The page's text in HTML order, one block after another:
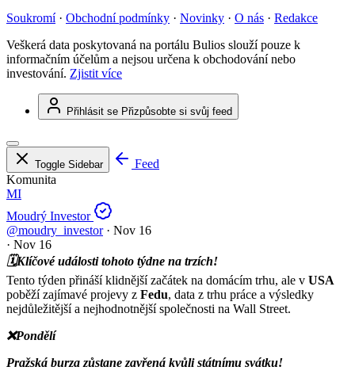
Soukromí · Obchodní podmínky · Novinky · O nás · Redakce
Veškerá data poskytovaná na portálu Bulios slouží pouze k
informačním účelům a nejsou určena k obchodování nebo
investování. Zjistit více
Přihlásit se Přizpůsobte si svůj feed
Toggle Sidebar
Feed
Komunita
MI
Moudrý Investor
@moudry_investor · Nov 16
· Nov 16
🗓️Klíčové události tohoto týdne na trzích!
Tento týden přináší klidnější začátek na domácím trhu, ale v USA
poběží zajímavé projevy z Fedu, data z trhu práce a výsledky
nejdůležitější a nejhodnotnější společnosti na Wall Street.
❌Pondělí
Pražská burza zůstane zavřená kvůli státnímu svátku!